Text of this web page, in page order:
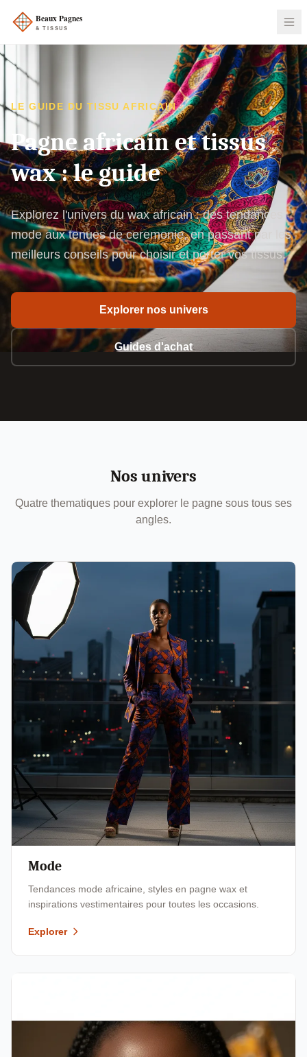
LE GUIDE DU TISSU AFRICAIN
Pagne africain et tissus
wax : le guide
Explorez l'univers du wax africain : des tendances
mode aux tenues de ceremonie, en passant par les
meilleurs conseils pour choisir et porter vos tissus.
Explorer nos univers
Guides d'achat
Nos univers
Quatre thematiques pour explorer le pagne sous tous ses
angles.
Mode
Tendances mode africaine, styles en pagne wax et
inspirations vestimentaires pour toutes les occasions.
Explorer